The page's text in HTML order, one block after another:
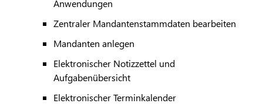
Anwendungen
Zentraler Mandantenstammdaten bearbeiten
Mandanten anlegen
Elektronischer Notizzettel und
Aufgabenübersicht
Elektronischer Terminkalender